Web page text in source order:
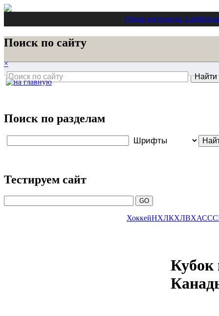
Обзор интернета- LiteВеб-
Поиск по сайту
×
Поиск по разделам
Тестируем сайт
ХоккейНХЛКХЛВХА
Кубок